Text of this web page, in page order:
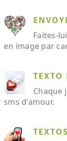
Faites-
en image par
TEXTO
Chaque
sms d'amour.